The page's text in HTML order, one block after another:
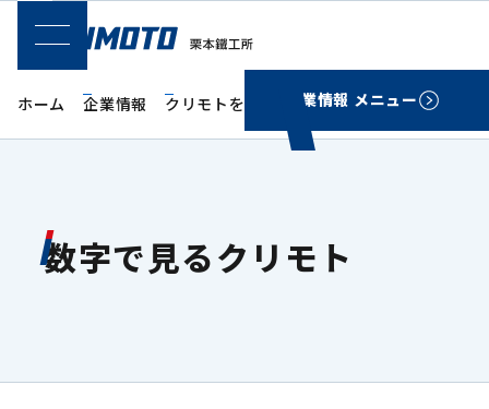
SPメニュー
ホーム 企業情報 クリモトをもっと知る 数字で見るクリモト
企業情報 メニュー
数字で見るクリモト